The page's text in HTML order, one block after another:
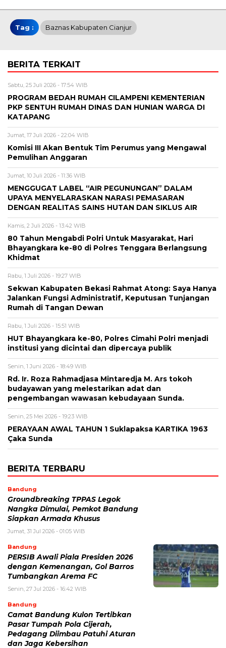
Tag : Baznas Kabupaten Cianjur
BERITA TERKAIT
Sabtu, 25 Juli 2026 - 17:54 WIB
PROGRAM BEDAH RUMAH CILAMPENI KEMENTERIAN
PKP SENTUH RUMAH DINAS DAN HUNIAN WARGA DI
KATAPANG
Jumat, 17 Juli 2026 - 22:04 WIB
Komisi III Akan Bentuk Tim Perumus yang Mengawal
Pemulihan Anggaran
Jumat, 10 Juli 2026 - 11:36 WIB
MENGGUGAT LABEL “AIR PEGUNUNGAN” DALAM
UPAYA MENYELARASKAN NARASI PEMASARAN
DENGAN REALITAS SAINS HUTAN DAN SIKLUS AIR
Kamis, 2 Juli 2026 - 13:42 WIB
80 Tahun Mengabdi Polri Untuk Masyarakat, Hari
Bhayangkara ke-80 di Polres Tenggara Berlangsung
Khidmat
Rabu, 1 Juli 2026 - 19:27 WIB
Sekwan Kabupaten Bekasi Rahmat Atong: Saya Hanya
Jalankan Fungsi Administratif, Keputusan Tunjangan
Rumah di Tangan Dewan
Rabu, 1 Juli 2026 - 15:51 WIB
HUT Bhayangkara ke-80, Polres Cimahi Polri menjadi
institusi yang dicintai dan dipercaya publik
Senin, 1 Juni 2026 - 18:49 WIB
Rd. Ir. Roza Rahmadjasa Mintaredja M. Ars tokoh
budayawan yang melestarikan adat dan
pengembangan wawasan kebudayaan Sunda.
Senin, 25 Mei 2026 - 19:23 WIB
PERAYAAN AWAL TAHUN 1 Suklapaksa KARTIKA 1963
Çaka Sunda
BERITA TERBARU
Bandung
Groundbreaking TPPAS Legok
Nangka Dimulai, Pemkot Bandung
Siapkan Armada Khusus
Jumat, 31 Jul 2026 - 01:05 WIB
Bandung
PERSIB Awali Piala Presiden 2026
dengan Kemenangan, Gol Barros
Tumbangkan Arema FC
Senin, 27 Jul 2026 - 16:42 WIB
Bandung
Camat Bandung Kulon Tertibkan
Pasar Tumpah Pola Cijerah,
Pedagang Diimbau Patuhi Aturan
dan Jaga Kebersihan